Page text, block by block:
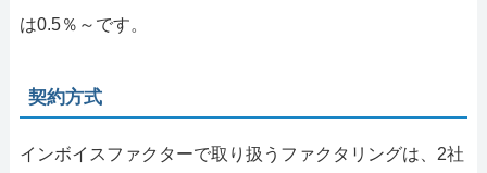
は0.5％～です。
契約方式
インボイスファクターで取り扱うファクタリングは、2社